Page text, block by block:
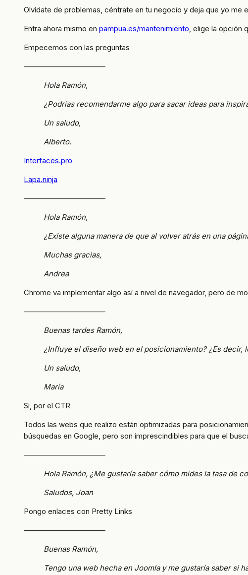
Olvídate de problemas, céntrate en tu negocio y deja que yo me
Entra ahora mismo en pampua.es/mantenimiento, elige la opción
Empecemos con las preguntas
———————————
Hola Ramón,
¿Podrías recomendarme algo para sacar ideas para
Un saludo,
Alberto.
Interfaces.pro
Lapa.ninja
———————————
Hola Ramón,
¿Existe alguna manera de que al volver atrás en una
Muchas gracias,
Andrea
Chrome va implementar algo así a nivel de navegador, pero de
———————————
Buenas tardes Ramón,
¿Influye el diseño web en el posicionamiento? ¿Es decir,
Un saludo,
María
Si, por el CTR
Todos las webs que realizo están optimizadas para
búsquedas en Google, pero son imprescindibles para que el
———————————
Hola Ramón, ¿Me gustaría saber cómo mides la tasa de
Saludos, Joan
Pongo enlaces con Pretty Links
———————————
Buenas Ramón,
Tengo una web hecha en Joomla y me gustaría saber si